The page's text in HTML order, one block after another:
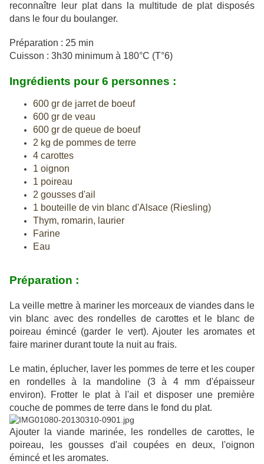
reconnaître leur plat dans la multitude de plat disposés
dans le four du boulanger.
Préparation : 25 min
Cuisson : 3h30 minimum à 180°C (T°6)
Ingrédients pour 6 personnes :
600 gr de jarret de boeuf
600 gr de veau
600 gr de queue de boeuf
2 kg de pommes de terre
4 carottes
1 oignon
1 poireau
2 gousses d'ail
1 bouteille de vin blanc d'Alsace (Riesling)
Thym, romarin, laurier
Farine
Eau
Préparation :
La veille mettre à mariner les morceaux de viandes dans le
vin blanc avec des rondelles de carottes et le blanc de
poireau émincé (garder le vert). Ajouter les aromates et
faire mariner durant toute la nuit au frais.
Le matin, éplucher, laver les pommes de terre et les couper
en rondelles à la mandoline (3 à 4 mm d'épaisseur
environ). Frotter le plat à l'ail et disposer une première
couche de pommes de terre dans le fond du plat.
Ajouter la viande marinée, les rondelles de carottes, le
poireau, les gousses d'ail coupées en deux, l'oignon
émincé et les aromates.